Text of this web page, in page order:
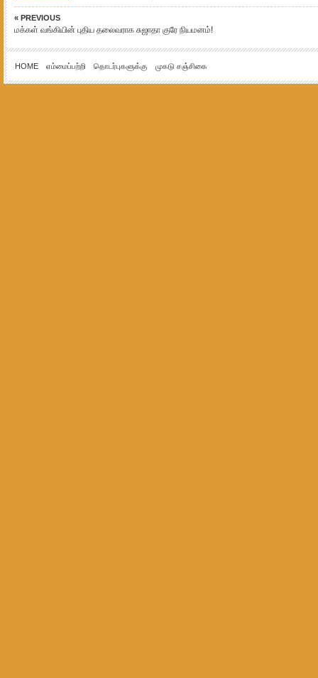
« PREVIOUS
மக்கள் வங்கியின் புதிய தலைவராக சுஜாதா குரே நியமனம்!
HOME எம்மைப்பற்றி தொடர்புகளுக்கு முகடு சஞ்சிகை